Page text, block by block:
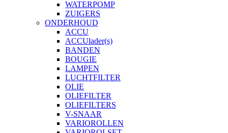
WATERPOMP
ZUIGERS
ONDERHOUD
ACCU
ACCUlader(s)
BANDEN
BOUGIE
LAMPEN
LUCHTFILTER
OLIE
OLIEFILTER
OLIEFILTERS
V-SNAAR
VARIOROLLEN